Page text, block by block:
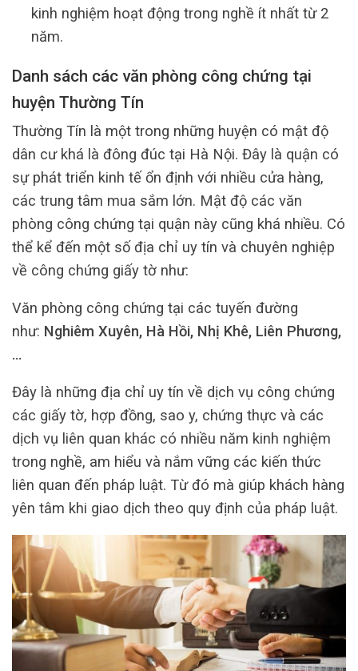
kinh nghiệm hoạt động trong nghề ít nhất từ 2
năm.
Danh sách các văn phòng công chứng tại
huyện Thường Tín
Thường Tín là một trong những huyện có mật độ
dân cư khá là đông đúc tại Hà Nội. Đây là quận có
sự phát triển kinh tế ổn định với nhiều cửa hàng,
các trung tâm mua sắm lớn. Mật độ các văn
phòng công chứng tại quận này cũng khá nhiều. Có
thể kể đến một số địa chỉ uy tín và chuyên nghiệp
về công chứng giấy tờ như:
Văn phòng công chứng tại các tuyến đường
như: Nghiêm Xuyên, Hà Hồi, Nhị Khê, Liên Phương,
…
Đây là những địa chỉ uy tín về dịch vụ công chứng
các giấy tờ, hợp đồng, sao y, chứng thực và các
dịch vụ liên quan khác có nhiều năm kinh nghiệm
trong nghề, am hiểu và nắm vững các kiến thức
liên quan đến pháp luật. Từ đó mà giúp khách hàng
yên tâm khi giao dịch theo quy định của pháp luật.